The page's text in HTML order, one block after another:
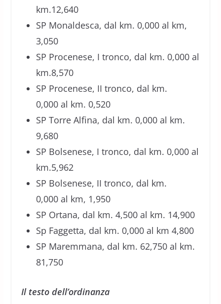
km.12,640
SP Monaldesca, dal km. 0,000 al km,
3,050
SP Procenese, I tronco, dal km. 0,000 al
km.8,570
SP Procenese, II tronco, dal km.
0,000 al km. 0,520
SP Torre Alfina, dal km. 0,000 al km.
9,680
SP Bolsenese, I tronco, dal km. 0,000 al
km.5,962
SP Bolsenese, II tronco, dal km.
0,000 al km, 1,950
SP Ortana, dal km. 4,500 al km. 14,900
Sp Faggetta, dal km. 0,000 al km 4,800
SP Maremmana, dal km. 62,750 al km.
81,750
Il testo dell’ordinanza